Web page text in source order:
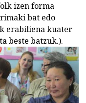
izen forma
bat edo
erabiliena kuater
beste batzuk.).